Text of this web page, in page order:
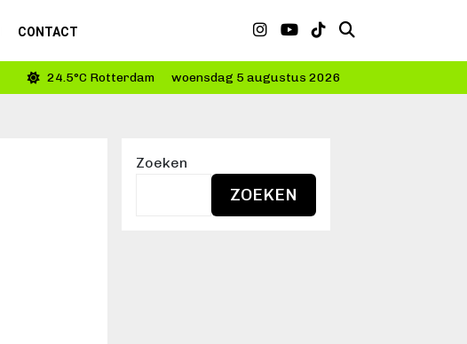
CONTACT
24.5°C Rotterdam woensdag 5 augustus 2026
Zoeken
ZOEKEN